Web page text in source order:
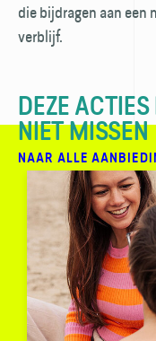
die bijdragen aan een
verblijf.
DEZE
NIET MISSEN
NAAR ALLE